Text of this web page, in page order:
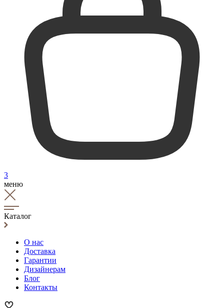
3
меню
Каталог
О нас
Доставка
Гарантии
Дизайнерам
Блог
Контакты